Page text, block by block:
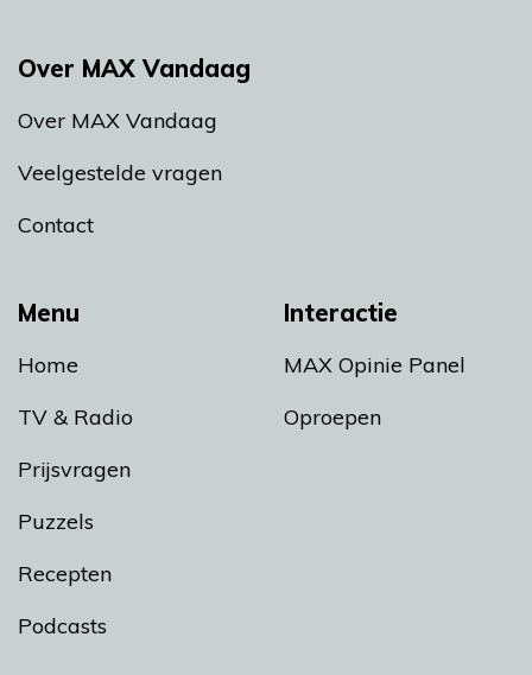
Menu
Home
TV & Radio
Prijsvragen
Puzzels
Recepten
Podcasts
Interactie
MAX Opinie Panel
Oproepen
Over MAX Vandaag
Over MAX Vandaag
Veelgestelde vragen
Contact